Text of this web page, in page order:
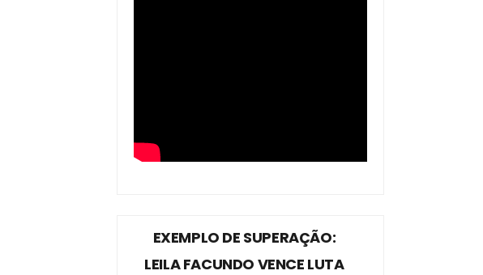
EXEMPLO DE SUPERAÇÃO:
LEILA FACUNDO VENCE LUTA